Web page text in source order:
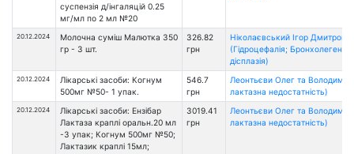
суспензія д/інгаляцій 0.25
мг/мл по 2 мл №20
20.12.2024
Молочна суміш Малютка 350
гр - 3 шт.
326.82
грн
Ніколаєвський Ігор
(Гідроцефалія;
дісплазія)
20.12.2024
Лікарські засоби: Когнум
500мг №50- 1 упак.
546.7
грн
Леонтьєви Олег та
лактазна недостатність)
20.12.2024
Лікарські засоби: Ензібар
Лактаза краплі оральн.20 мл
-3 упак; Когнум 500мг №50;
Лактазик краплі 15мл;
3019.41
грн
Леонтьєви Олег та
лактазна недостатність)